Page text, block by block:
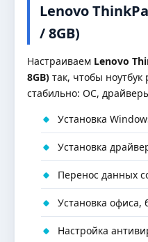
Lenovo
/ 8GB)
Настраиваем Lenovo
8GB) так, чтобы ноутбук
стабильно: ОС,
Установка
Установка
Перенос данных
Установка офиса,
Настройка